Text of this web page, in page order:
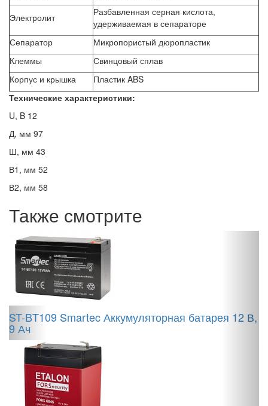
Электролит
Разбавленная серная кислота,
удерживаемая в сепараторе
Сепаратор
Микропористый дюропластик
Клеммы
Свинцовый сплав
Корпус и крышка
Пластик ABS
Технические характеристики:
U, B 12
Д, мм 97
Ш, мм 43
В1, мм 52
В2, мм 58
Также смотрите
ST-BT109 Smartec Аккумуляторная батарея 12 В,
9 Ач